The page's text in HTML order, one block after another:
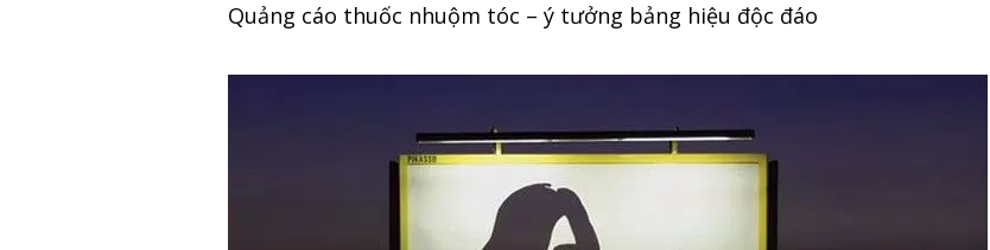
Quảng cáo thuốc nhuộm tóc – ý tưởng bảng hiệu độc đáo